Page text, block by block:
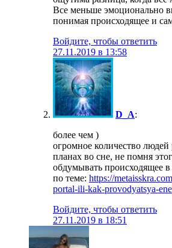
Все меньше эмоционально
понимая происходящее и
Войдите, чтобы ответить
27.11.2019 в 13:58
D_A:
более чем )
огромное количество
планах во сне, не помня
обдумывать происходящее
по теме: https://
portal-ili-kak-provodyatsya-
Войдите, чтобы ответить
27.11.2019 в 18:51